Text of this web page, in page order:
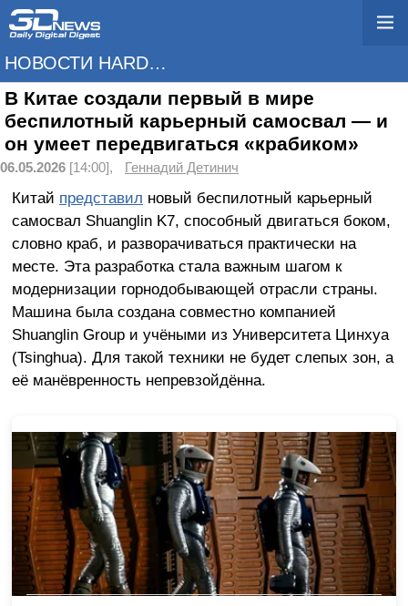
НОВОСТИ HARDWARE
В Китае создали первый в мире
беспилотный карьерный самосвал — и
он умеет передвигаться «крабиком»
06.05.2026 [14:00], Геннадий Детинич
Китай представил новый беспилотный карьерный
самосвал Shuanglin K7, способный двигаться боком,
словно краб, и разворачиваться практически на
месте. Эта разработка стала важным шагом к
модернизации горнодобывающей отрасли страны.
Машина была создана совместно компанией
Shuanglin Group и учёными из Университета Цинхуа
(Tsinghua). Для такой техники не будет слепых зон, а
её манёвренность непревзойдённа.